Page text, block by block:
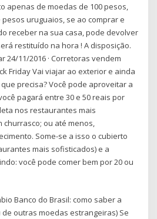
apenas de moedas de 100 pesos,
uruguaios, se ao comprar e
receber na sua casa, pode devolver
restituído na hora ! A disposição.
24/11/2016 · Corretoras vendem
Friday Vai viajar ao exterior e ainda
precisa? Você pode aproveitar a
pagará entre 30 e 50 reais por
nos restaurantes mais
churrasco; ou até menos,
Some-se a isso o cubierto
mais sofisticados) e a
você pode comer bem por 20 ou
Banco do Brasil: como saber a
outras moedas estrangeiras) Se